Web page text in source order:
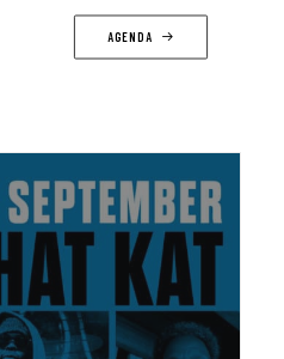
AGENDA